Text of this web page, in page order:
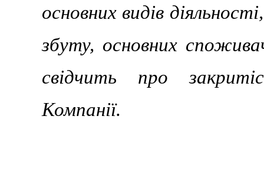
основних видів
збуту, основних
свідчить про
Компанії.